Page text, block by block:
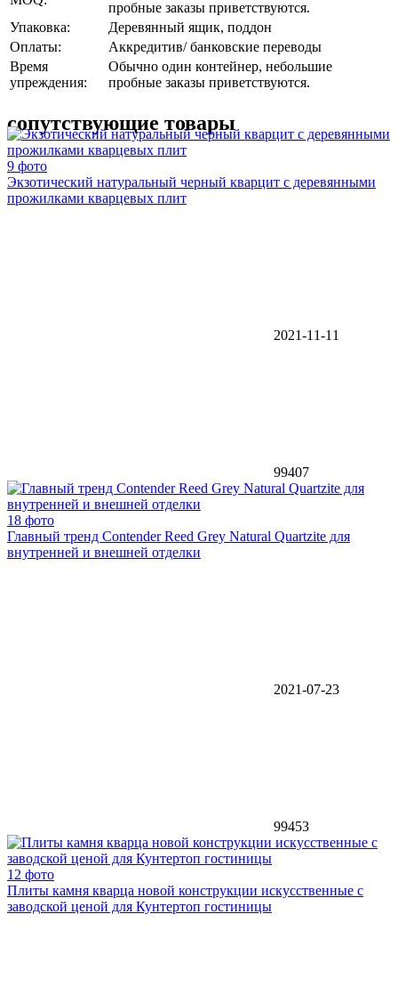
пробные заказы приветствуются.
Упаковка:
Деревянный ящик, поддон
Оплаты:
Аккредитив/ банковские переводы
Время
упреждения:
Обычно один контейнер, небольшие
пробные заказы приветствуются.
сопутствующие товары
9 фото
Экзотический натуральный черный кварцит с деревянными
прожилками кварцевых плит
2021-11-11
99407
18 фото
Главный тренд Contender Reed Grey Natural Quartzite для
внутренней и внешней отделки
2021-07-23
99453
12 фото
Плиты камня кварца новой конструкции искусственные с
заводской ценой для Кунтертоп гостиницы